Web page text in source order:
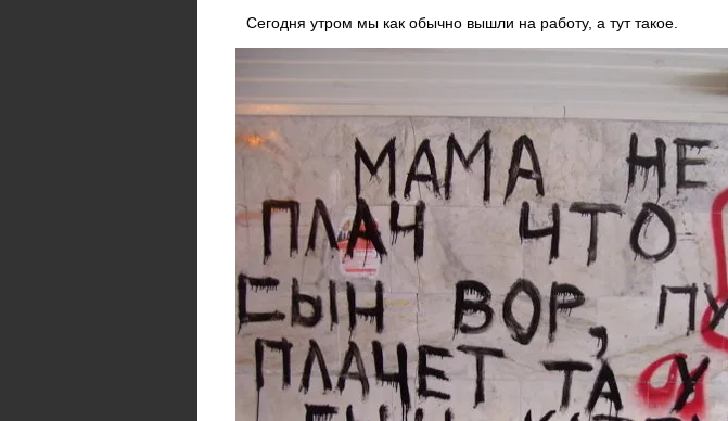
Сегодня утром мы как обычно вышли на работу, а тут такое.